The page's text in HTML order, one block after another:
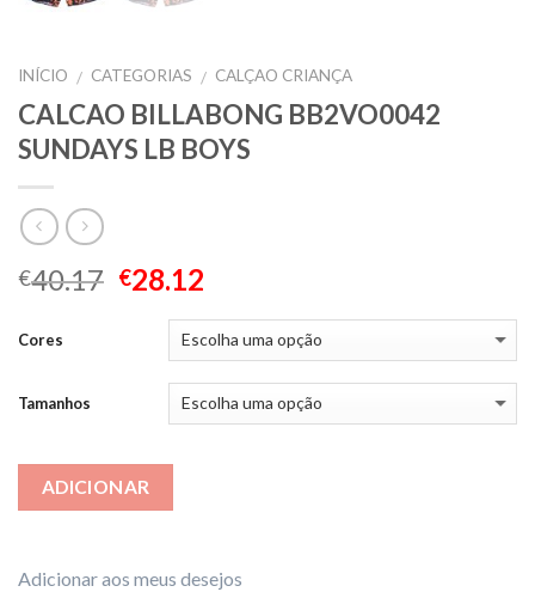
INÍCIO / CATEGORIAS / CALÇAO CRIANÇA
CALCAO BILLABONG BB2VO0042
SUNDAYS LB BOYS
€40.17 €28.12
Cores
Tamanhos
ADICIONAR
Adicionar aos meus desejos